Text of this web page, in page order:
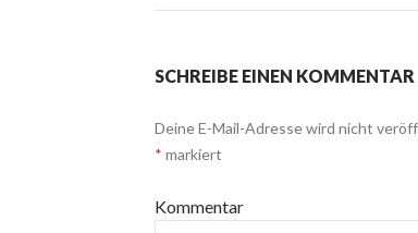
SCHREIBE EINEN KOMMENTAR
Deine E-Mail-Adresse wird nicht
* markiert
Kommentar